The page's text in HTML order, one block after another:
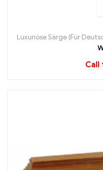
Luxuriöse Särge (Für
Call